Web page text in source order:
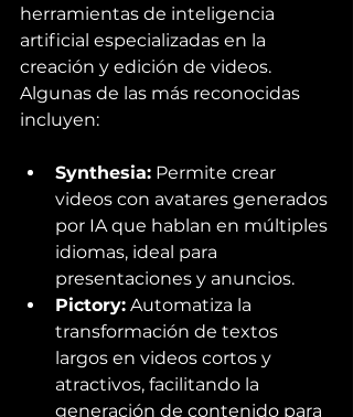
herramientas de inteligencia
artificial especializadas en la
creación y edición de videos.
Algunas de las más reconocidas
incluyen:
Synthesia: Permite crear
videos con avatares generados
por IA que hablan en múltiples
idiomas, ideal para
presentaciones y anuncios.
Pictory: Automatiza la
transformación de textos
largos en videos cortos y
atractivos, facilitando la
generación de contenido para